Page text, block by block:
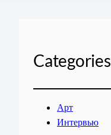
Categories
Арт
Интервью